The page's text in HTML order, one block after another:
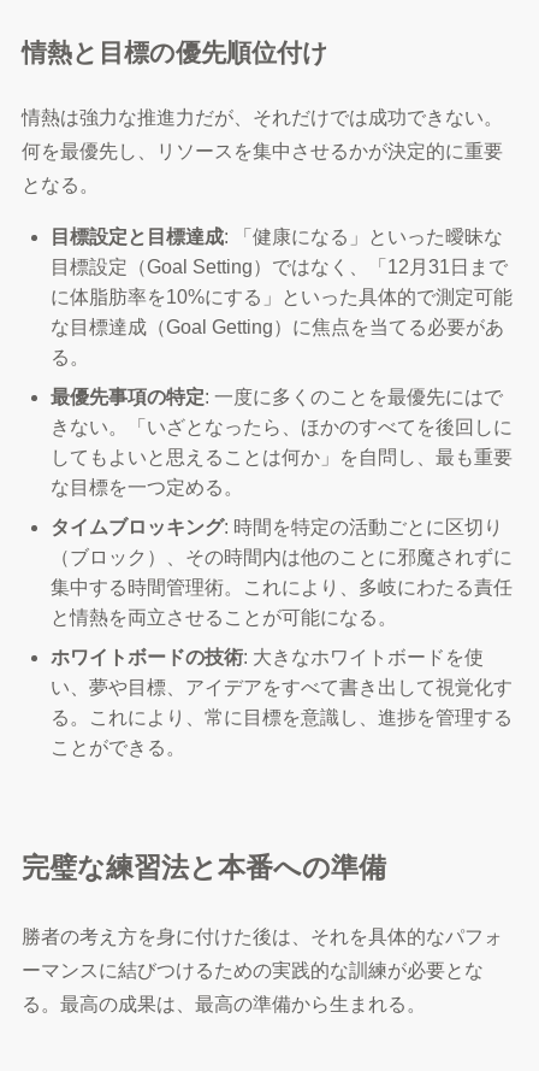
情熱と目標の優先順位付け
情熱は強力な推進力だが、それだけでは成功できない。
何を最優先し、リソースを集中させるかが決定的に重要
となる。
目標設定と目標達成: 「健康になる」といった曖昧な
目標設定（Goal Setting）ではなく、「12月31日まで
に体脂肪率を10%にする」といった具体的で測定可能
な目標達成（Goal Getting）に焦点を当てる必要があ
る。
最優先事項の特定: 一度に多くのことを最優先にはで
きない。「いざとなったら、ほかのすべてを後回しに
してもよいと思えることは何か」を自問し、最も重要
な目標を一つ定める。
タイムブロッキング: 時間を特定の活動ごとに区切り
（ブロック）、その時間内は他のことに邪魔されずに
集中する時間管理術。これにより、多岐にわたる責任
と情熱を両立させることが可能になる。
ホワイトボードの技術: 大きなホワイトボードを使
い、夢や目標、アイデアをすべて書き出して視覚化す
る。これにより、常に目標を意識し、進捗を管理する
ことができる。
完璧な練習法と本番への準備
勝者の考え方を身に付けた後は、それを具体的なパフォ
ーマンスに結びつけるための実践的な訓練が必要とな
る。最高の成果は、最高の準備から生まれる。